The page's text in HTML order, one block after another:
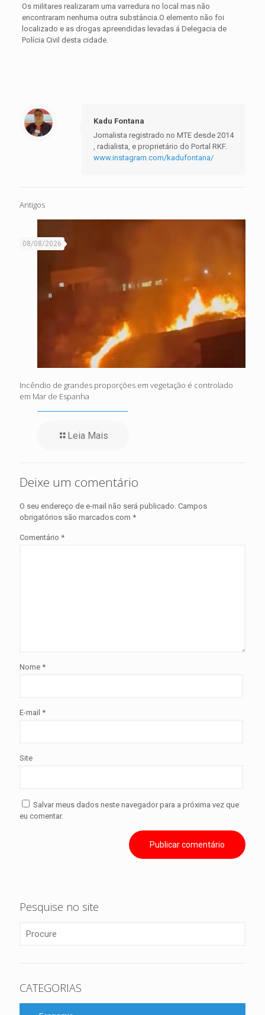
Os militares realizaram uma varredura no local mas não
encontraram nenhuma outra substância.O elemento não foi
localizado e as drogas apreendidas levadas á Delegacia de
Polícia Civil desta cidade.
Kadu Fontana
Jornalista registrado no MTE desde 2014
, radialista, e proprietário do Portal RKF.
www.instagram.com/kadufontana/
Antigos
08/08/2026
Incêndio de grandes proporções em vegetação é controlado
em Mar de Espanha
Leia Mais
Deixe um comentário
O seu endereço de e-mail não será publicado. Campos
obrigatórios são marcados com *
Comentário *
Nome *
E-mail *
Site
Salvar meus dados neste navegador para a próxima vez que
eu comentar.
Pesquise no site
CATEGORIAS